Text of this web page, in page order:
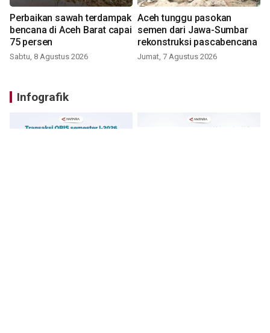
Perbaikan sawah terdampak
bencana di Aceh Barat capai
75 persen
Sabtu, 8 Agustus 2026
Aceh tunggu pasokan
semen dari Jawa-Sumbar
rekonstruksi pascabencana
Jumat, 7 Agustus 2026
Infografik